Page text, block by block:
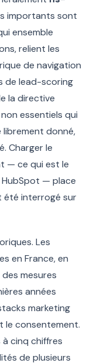
importants sont
ensemble
relient les
de navigation
de lead-scoring
la directive
essentiels qui
donné,
Charger le
— ce qui est le
— place
été interrogé sur
Les
en France, en
mesures
années
marketing
le consentement.
cinq chiffres
de plusieurs